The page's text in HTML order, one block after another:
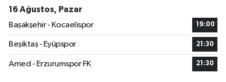
16 Ağustos, Pazar
Başakşehir - Kocaelispor
19:00
Beşiktaş - Eyüpspor 21:30
Amed - Erzurumspor FK 21:30